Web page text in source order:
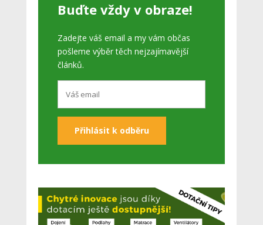
Buďte vždy v obraze!
Zadejte váš email a my vám občas
pošleme výběr těch nejzajímavější
článků.